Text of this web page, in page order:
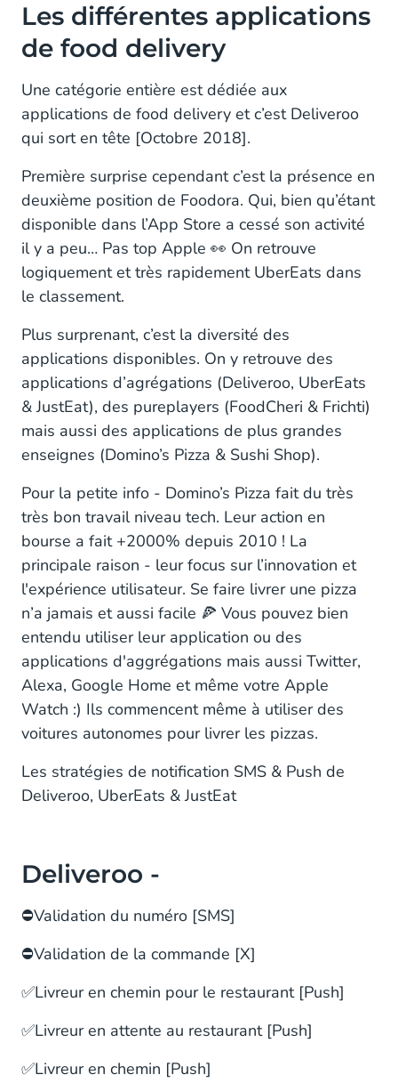
Les différentes applications
de food delivery
Une catégorie entière est dédiée aux
applications de food delivery et c’est Deliveroo
qui sort en tête [Octobre 2018].
Première surprise cependant c’est la présence en
deuxième position de Foodora. Qui, bien qu’étant
disponible dans l’App Store a cessé son activité
il y a peu… Pas top Apple 👀 On retrouve
logiquement et très rapidement UberEats dans
le classement.
Plus surprenant, c’est la diversité des
applications disponibles. On y retrouve des
applications d’agrégations (Deliveroo, UberEats
& JustEat), des pureplayers (FoodCheri & Frichti)
mais aussi des applications de plus grandes
enseignes (Domino’s Pizza & Sushi Shop).
Pour la petite info - Domino’s Pizza fait du très
très bon travail niveau tech. Leur action en
bourse a fait +2000% depuis 2010 ! La
principale raison - leur focus sur l’innovation et
l'expérience utilisateur. Se faire livrer une pizza
n’a jamais et aussi facile 🍕 Vous pouvez bien
entendu utiliser leur application ou des
applications d'aggrégations mais aussi Twitter,
Alexa, Google Home et même votre Apple
Watch :) Ils commencent même à utiliser des
voitures autonomes pour livrer les pizzas.
Les stratégies de notification SMS & Push de
Deliveroo, UberEats & JustEat
Deliveroo -
⛔Validation du numéro [SMS]
⛔Validation de la commande [X]
✅Livreur en chemin pour le restaurant [Push]
✅Livreur en attente au restaurant [Push]
✅Livreur en chemin [Push]